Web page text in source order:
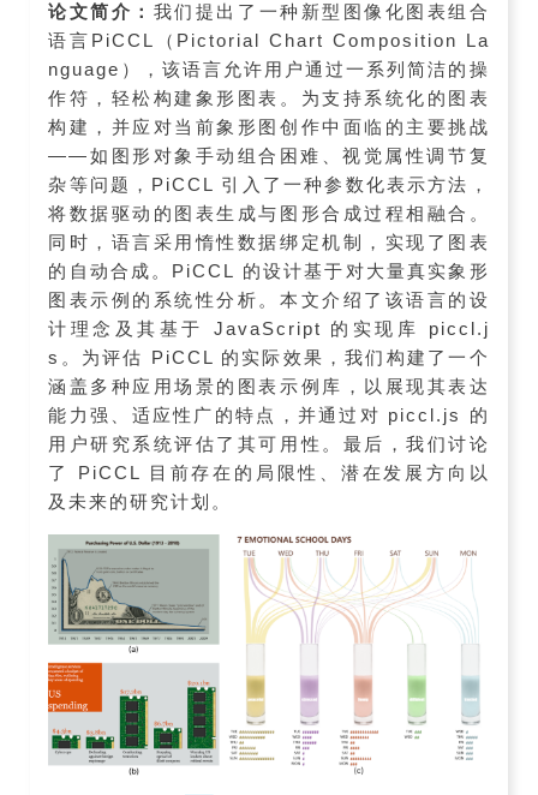
论文简介： 我们提出了一种新型图像化图表组合
语言PiCCL（Pictorial Chart Composition La
nguage），该语言允许用户通过一系列简洁的操
作符，轻松构建象形图表。为支持系统化的图表
构建，并应对当前象形图创作中面临的主要挑战
——如图形对象手动组合困难、视觉属性调节复
杂等问题，PiCCL 引入了一种参数化表示方法，
将数据驱动的图表生成与图形合成过程相融合。
同时，语言采用惰性数据绑定机制，实现了图表
的自动合成。PiCCL 的设计基于对大量真实象形
图表示例的系统性分析。本文介绍了该语言的设
计理念及其基于 JavaScript 的实现库 piccl.j
s。为评估 PiCCL 的实际效果，我们构建了一个
涵盖多种应用场景的图表示例库，以展现其表达
能力强、适应性广的特点，并通过对 piccl.js 的
用户研究系统评估了其可用性。最后，我们讨论
了 PiCCL 目前存在的局限性、潜在发展方向以
及未来的研究计划。